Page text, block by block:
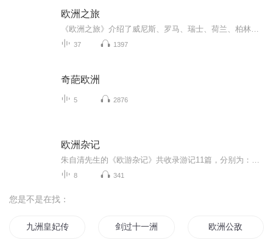
欧洲之旅
37 1397
奇葩欧洲
5 2876
欧洲杂记
8 341
您是不是在找：
九洲皇妃传 剑过十一洲 欧洲公敌